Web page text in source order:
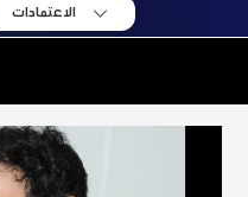
الاعتمادات